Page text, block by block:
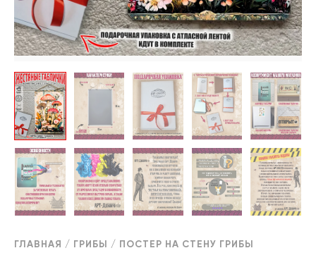
ГЛАВНАЯ / ГРИБЫ / ПОСТЕР НА СТЕНУ ГРИБЫ